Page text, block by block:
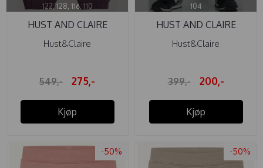
122, 128, 116, 110
HUST AND CLAIRE
BUKSE TERESA ...
Hust&Claire
549,- 275,-
Kjøp
104
HUST AND CLAIRE
BUKSE TRISTAN ...
Hust&Claire
399,- 200,-
Kjøp
-50% -50%